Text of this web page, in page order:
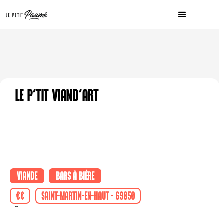
Le P'tit Viand'Art
Viande
Bars à bière
€€
Saint-Martin-en-Haut - 69850